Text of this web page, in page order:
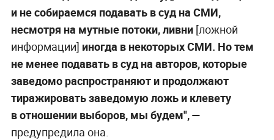
и не собираемся подавать в суд на СМИ,
несмотря на мутные потоки, ливни[ложной
информации] иногда в некоторых СМИ. Но тем
не менее подавать в суд на авторов, которые
заведомо распространяют и продолжают
тиражировать заведомую ложь и клевету
в отношении выборов, мы будем",—
предупредила она.